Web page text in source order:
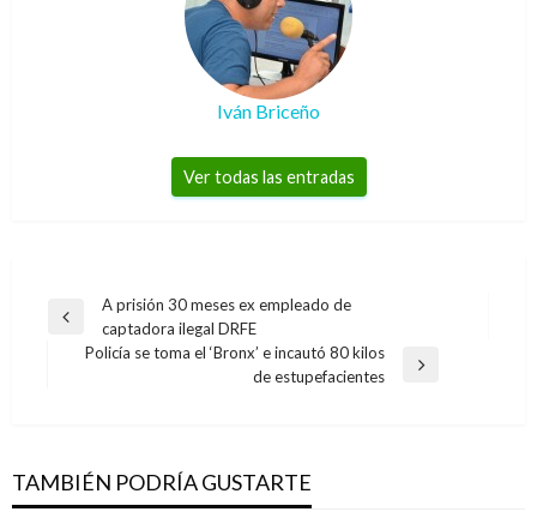
Iván Briceño
Ver todas las entradas
Navegación
Entrada
anterior
A prisión 30 meses ex empleado de
captadora ilegal DRFE
Policía se toma el ‘Bronx’ e incautó 80 kilos
de estupefacientes
TAMBIÉN PODRÍA GUSTARTE